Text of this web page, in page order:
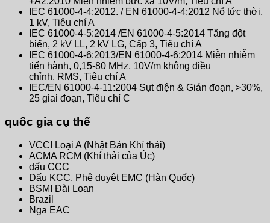
IEC 61000-4-4:2012. / EN 61000-4-4:2012 Nổ tức thời,
1 kV, Tiêu chí A
IEC 61000-4-5:2014 /EN 61000-4-5:2014 Tăng đột
biến, 2 kV LL, 2 kV LG, Cấp 3, Tiêu chí A
IEC 61000-4-6:2013/EN 61000-4-6:2014 Miễn nhiễm
tiến hành, 0,15-80 MHz, 10V/m không điều
chỉnh. RMS, Tiêu chí A
IEC/EN 61000-4-11:2004 Sụt ​​điện & Gián đoạn, >30%,
25 giai đoạn, Tiêu chí C
quốc gia cụ thể
VCCI Loại A (Nhật Bản Khí thải)
ACMA RCM (Khí thải của Úc)
dấu CCC
Dấu KCC, Phê duyệt EMC (Hàn Quốc)
BSMI Đài Loan
Brazil
Nga EAC